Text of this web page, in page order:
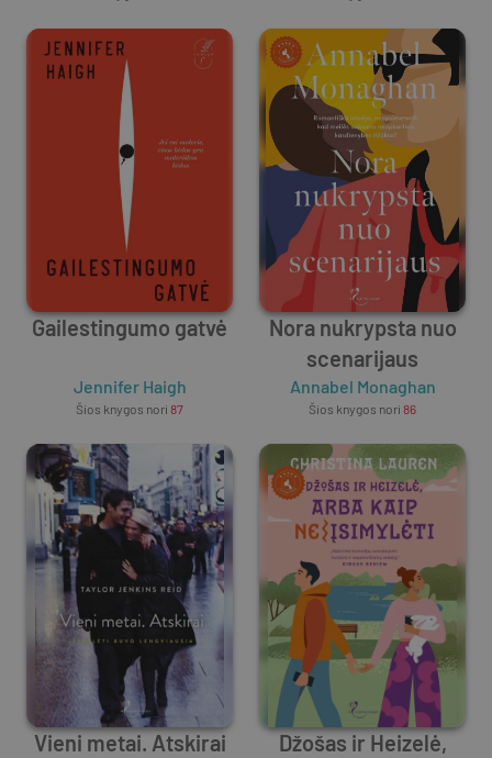
Gailestingumo gatvė
Jennifer Haigh
Šios knygos nori 87
Nora nukrypsta nuo
scenarijaus
Annabel Monaghan
Šios knygos nori 86
Vieni metai. Atskirai
Džošas ir Heizelė,